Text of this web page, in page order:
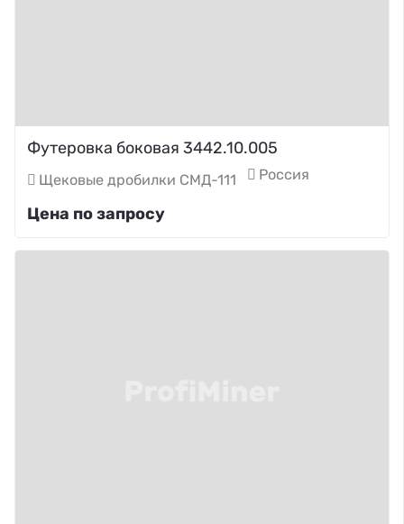
Футеровка боковая 3442.10.005
Щековые дробилки СМД-111 Россия
Цена по запросу